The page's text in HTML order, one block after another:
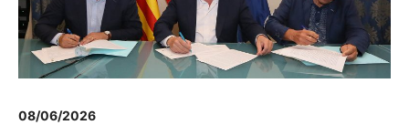
08/06/2026